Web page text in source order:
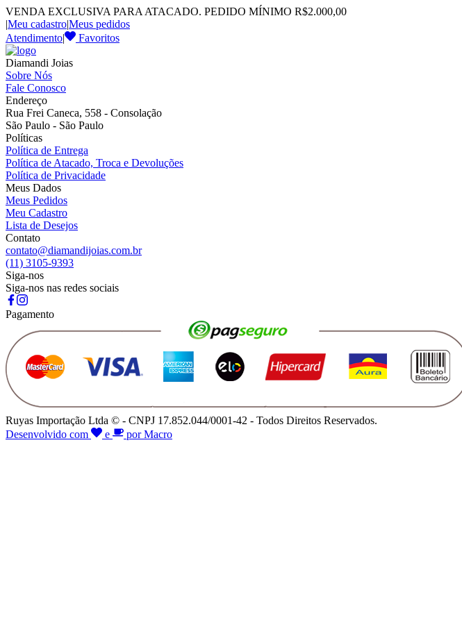
VENDA EXCLUSIVA PARA ATACADO. PEDIDO MÍNIMO R$2.000,00
|Meu cadastro|Meus pedidos
Atendimento| Favoritos
Diamandi Joias
Sobre Nós
Fale Conosco
Endereço
Rua Frei Caneca, 558 - Consolação
São Paulo - São Paulo
Políticas
Política de Entrega
Política de Atacado, Troca e Devoluções
Política de Privacidade
Meus Dados
Meus Pedidos
Meu Cadastro
Lista de Desejos
Contato
contato@diamandijoias.com.br
(11) 3105-9393
Siga-nos
Siga-nos nas redes sociais
Pagamento
Ruyas Importação Ltda © - CNPJ 17.852.044/0001-42 - Todos Direitos Reservados.
Desenvolvido com
e por Macro